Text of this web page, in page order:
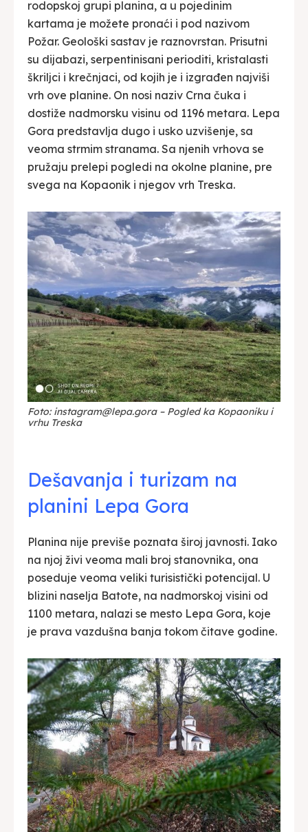
rodopskoj grupi planina, a u pojedinim
kartama je možete pronaći i pod nazivom
Požar. Geološki sastav je raznovrstan. Prisutni
su dijabazi, serpentinisani perioditi, kristalasti
škriljci i krečnjaci, od kojih je i izgrađen najviši
vrh ove planine. On nosi naziv Crna čuka i
dostiže nadmorsku visinu od 1196 metara. Lepa
Gora predstavlja dugo i usko uzvišenje, sa
veoma strmim stranama. Sa njenih vrhova se
pružaju prelepi pogledi na okolne planine, pre
svega na Kopaonik i njegov vrh Treska.
Foto: instagram@lepa.gora – Pogled ka Kopaoniku i
vrhu Treska
Dešavanja i turizam na
planini Lepa Gora
Planina nije previše poznata široj javnosti. Iako
na njoj živi veoma mali broj stanovnika, ona
poseduje veoma veliki turisistički potencijal. U
blizini naselja Batote, na nadmorskoj visini od
1100 metara, nalazi se mesto Lepa Gora, koje
je prava vazdušna banja tokom čitave godine.